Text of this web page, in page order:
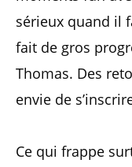
sérieux quand il
fait de gros
Thomas. Des
envie de
Ce qui frappe